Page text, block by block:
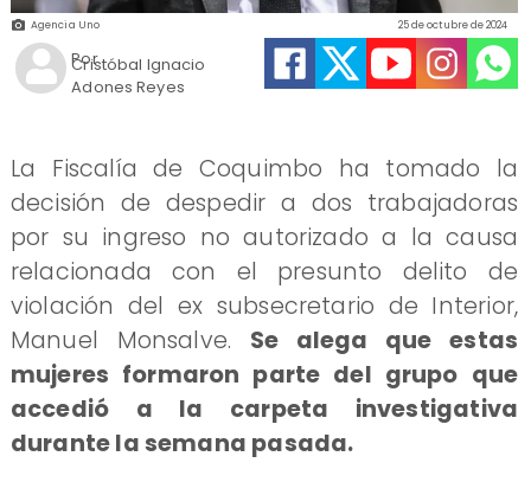
Agencia Uno
Cristóbal Ignacio
Adones Reyes
25 de octubre de 2024
Por
La Fiscalía de Coquimbo ha tomado la
decisión de despedir a dos trabajadoras
por su ingreso no autorizado a la causa
relacionada con el presunto delito de
violación del ex subsecretario de Interior,
Manuel Monsalve. Se alega que estas
mujeres formaron parte del grupo que
accedió a la carpeta investigativa
durante la semana pasada.